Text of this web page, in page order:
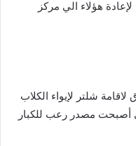
هؤلاء الي مركز
شلتر لإيواء الكلاب
أصبحت مصدر رعب للكبار